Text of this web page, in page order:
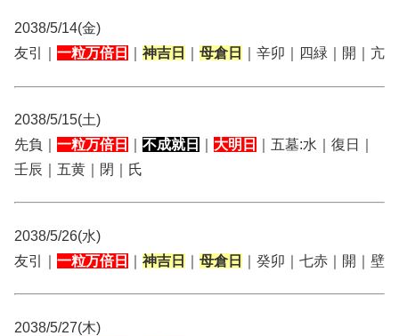
2038/5/14(金)
友引｜ 一粒万倍日 神吉日 母倉日 ｜辛卯｜四緑｜開｜亢
2038/5/15(土)
先負｜ 一粒万倍日 不成就日 大明日
｜五墓:水｜復日｜
壬辰｜五黄｜閉｜氏
2038/5/26(水)
友引｜ 一粒万倍日 神吉日 母倉日 ｜癸卯｜七赤｜開｜壁
2038/5/27(木)